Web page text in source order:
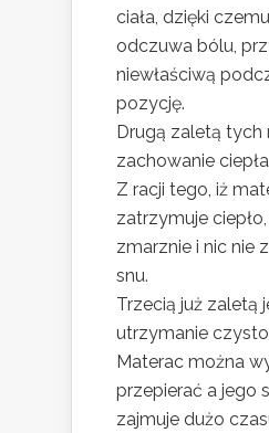
ciała, dzięki
odczuwa bólu,
niewłaściwą
pozycję.
Drugą zaletą tych
zachowanie
Z racji tego, iż
zatrzymuje
zmarznie i nic nie
snu.
Trzecią już zaletą
utrzymanie
Materac można
przepierać a jego
zajmuje dużo